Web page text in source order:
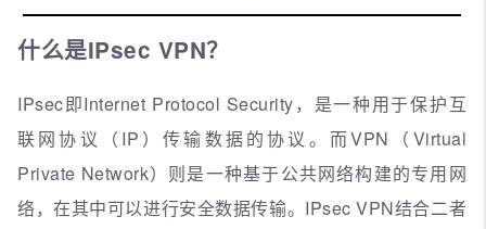
什么是IPsec VPN？
IPsec即Internet Protocol Security，是一种用于保护互
联网协议（IP）传输数据的协议。而VPN（Virtual
Private Network）则是一种基于公共网络构建的专用网
络，在其中可以进行安全数据传输。IPsec VPN结合二者